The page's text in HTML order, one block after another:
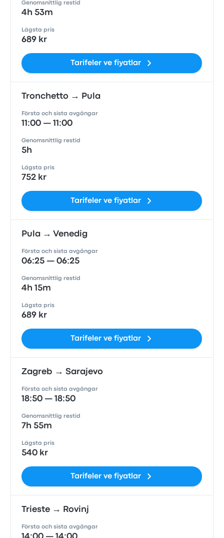
Genomsnittlig restid
4h 53m
Lägsta pris
689 kr
Tarifeler ve fiyatlar
Tronchetto → Pula
Första och sista avgångar
11:00 — 11:00
Genomsnittlig restid
5h
Lägsta pris
752 kr
Tarifeler ve fiyatlar
Pula → Venedig
Första och sista avgångar
06:25 — 06:25
Genomsnittlig restid
4h 15m
Lägsta pris
689 kr
Tarifeler ve fiyatlar
Zagreb → Sarajevo
Första och sista avgångar
18:50 — 18:50
Genomsnittlig restid
7h 55m
Lägsta pris
540 kr
Tarifeler ve fiyatlar
Trieste → Rovinj
Första och sista avgångar